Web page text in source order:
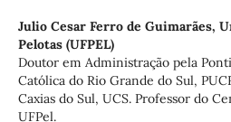
Julio Cesar Ferro de Guimarães,
Pelotas (UFPEL)
Doutor em Administração pela
Católica do Rio Grande do Sul,
Caxias do Sul, UCS. Professor do
UFPel.